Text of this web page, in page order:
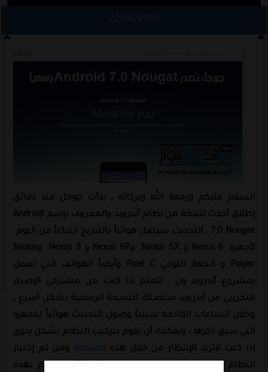
السلام عليكم ورحمة الله وبركاته ، بدأت جوجل منذ دقائق
إطلاق أحدث نسخة من نظام أندرويد والمعروف بإسم Android
7.0 Nougat ، التحديث سيصل هوائياً بالتدريج ابتداءاً من اليوم
لأجهزة Nexus 6 و Nexus 5X وNexus 6P و Nexus 9 وNexus
Player و الجهاز اللوحي Pixel C وأيضاً الهواتف التي تعمل
بمشروع أندرويد ون ، للعلم اذا كنت من مشتركي الإصدار
التجريبي من أندرويد ستصلك النسخة الرسمية بشكل أسرع ،
وخلال الساعات القادمة سيبدأ وصول التحديث هوائياً للاجهزة
التي سبق ذكرها ، ويمكنك أن تقوم بتركيب النظام بشكل يدوي
إذا كنت لاتريد الإنتظار من خلال هذه
ومن ثم إختيار
النظام المناسب لجهازك ، وننصح بشدة أن لا تقوم بهذه